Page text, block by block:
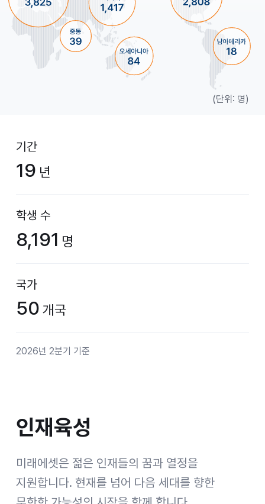
(단위: 명)
기간
19 년
학생 수
8,191 명
국가
50 개국
2026년 2분기 기준
인재육성
미래에셋은 젊은 인재들의 꿈과 열정을
지원합니다. 현재를 넘어 다음 세대를 향한